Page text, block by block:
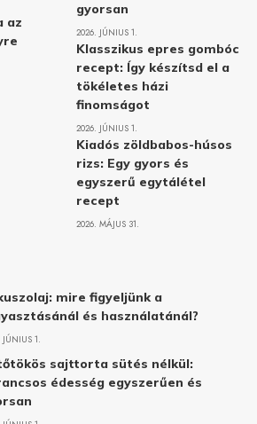
az
gyorsan
2026. JÚNIUS 1.
Klasszikus epres gombóc
recept: Így készítsd el a
tökéletes házi
finomságot
2026. JÚNIUS 1.
Kiadós zöldbabos-húsos
rizs: Egy gyors és
egyszerű egytálétel
recept
2026. MÁJUS 31.
mire figyeljünk a
és használatánál?
1.
sajttorta sütés nélkül:
édesség egyszerűen és